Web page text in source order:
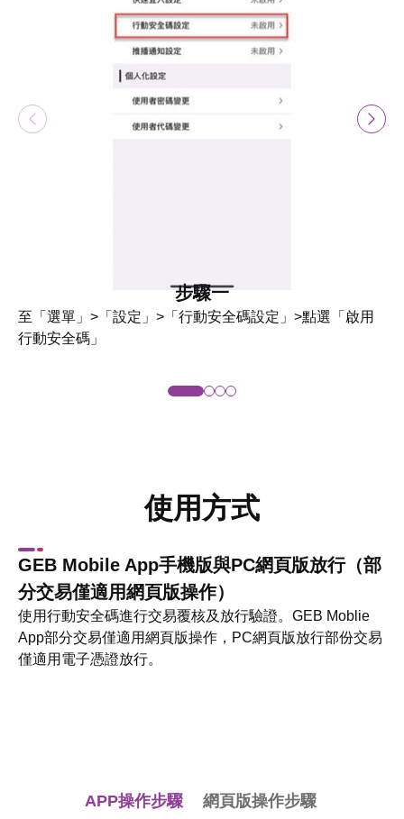
步驟一
至「選單」>「設定」>「行動安全碼設定」>點選「啟用
行動安全碼」
使用方式
GEB Mobile App手機版與PC網頁版放行（部
分交易僅適用網頁版操作）
使用行動安全碼進行交易覆核及放行驗證。GEB Moblie
App部分交易僅適用網頁版操作，PC網頁版放行部份交易
僅適用電子憑證放行。
APP操作步驟 網頁版操作步驟